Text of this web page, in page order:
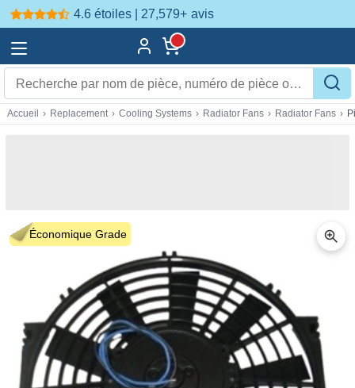
4.6 étoiles | 27,579+ avis
Accueil › Replacement › Cooling Systems › Radiator Fans › Radiator Fans ›
Économique Grade